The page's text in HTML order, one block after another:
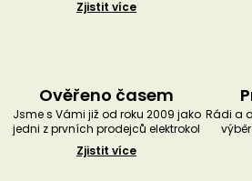
Zjistit více
Ověřeno časem
Jsme s Vámi již od roku 2009 jako
jedni z prvních prodejců elektrokol
Zjistit více
Rádi a